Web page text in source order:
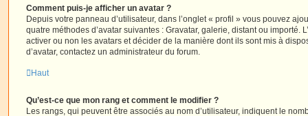
Comment puis-je afficher un avatar ?
Depuis votre panneau d’utilisateur, dans l’onglet « profil » vous pouvez
quatre méthodes d’avatar suivantes : Gravatar, galerie, distant ou importé.
activer ou non les avatars et décider de la manière dont ils sont mis à
d’avatar, contactez un administrateur du forum.
Haut
Qu’est-ce que mon rang et comment le modifier ?
Les rangs, qui peuvent être associés au nom d’utilisateur, indiquent le